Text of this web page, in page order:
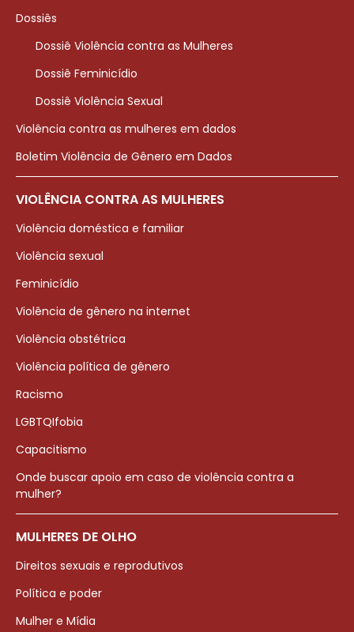
Dossiês
Dossiê Violência contra as Mulheres
Dossiê Feminicídio
Dossiê Violência Sexual
Violência contra as mulheres em dados
Boletim Violência de Gênero em Dados
VIOLÊNCIA CONTRA AS MULHERES
Violência doméstica e familiar
Violência sexual
Feminicídio
Violência de gênero na internet
Violência obstétrica
Violência política de gênero
Racismo
LGBTQIfobia
Capacitismo
Onde buscar apoio em caso de violência contra a
mulher?
MULHERES DE OLHO
Direitos sexuais e reprodutivos
Política e poder
Mulher e Mídia